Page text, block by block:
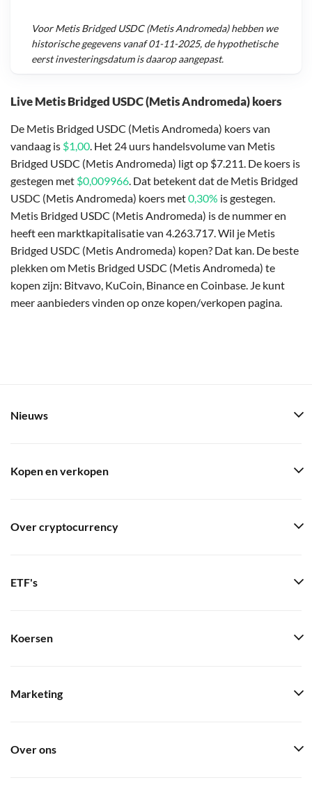
Live Metis Bridged USDC (Metis Andromeda) koers
De Metis Bridged USDC (Metis Andromeda) koers van
vandaag is $1,00. Het 24 uurs handelsvolume van Metis
Bridged USDC (Metis Andromeda) ligt op $7.211. De koers is
gestegen met $0,009966. Dat betekent dat de Metis Bridged
USDC (Metis Andromeda) koers met0,30% is gestegen.
Metis Bridged USDC (Metis Andromeda) is de nummer en
heeft een marktkapitalisatie van 4.263.717. Wil je Metis
Bridged USDC (Metis Andromeda) kopen? Dat kan. De beste
plekken om Metis Bridged USDC (Metis Andromeda) te
kopen zijn: Bitvavo, KuCoin, Binance en Coinbase. Je kunt
meer aanbieders vinden op onze kopen/verkopen pagina.
VoorMetis Bridged USDC (Metis Andromeda)hebben we
historische gegevens vanaf01-11-2025, de hypothetische
eerst investeringsdatum is daarop aangepast.
Nieuws
Kopen en verkopen
Over cryptocurrency
ETF's
Koersen
Marketing
Over ons